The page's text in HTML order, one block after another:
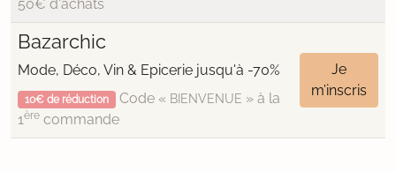
50€ d'achats
Bazarchic
Mode, Déco, Vin & Epicerie jusqu'à -70%
10€ de réduction Code « BIENVENUE » à la
1ère commande
Je
m’inscris